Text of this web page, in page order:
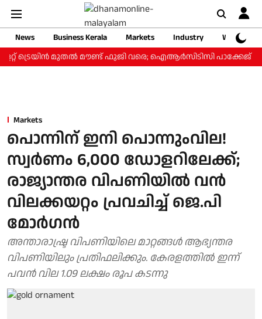
News Business Kerala Markets Industry
Web
ട്രെയിന്‍ മുതല്‍ മൗണ്ട് ഫുജി വരെ; ഐആര്‍സിടിസി പാക്കേജ്
Markets
പൊന്നിന് ഇനി പൊന്നുംവില!
സ്വർണം 6,000 ഡോളറിലേക്ക്;
രാജ്യാന്തര വിപണിയിൽ വൻ
വിലക്കയറ്റം പ്രവചിച്ച് ജെ.പി
മോർഗൻ
അന്താരാഷ്ട്ര വിപണിയിലെ മാറ്റങ്ങള്‍ ആഭ്യന്തര
വിപണിയിലും പ്രതിഫലിക്കും. കേരളത്തില്‍ ഇന്ന്
പവന്‍ വില 1.09 ലക്ഷം രൂപ കടന്നു